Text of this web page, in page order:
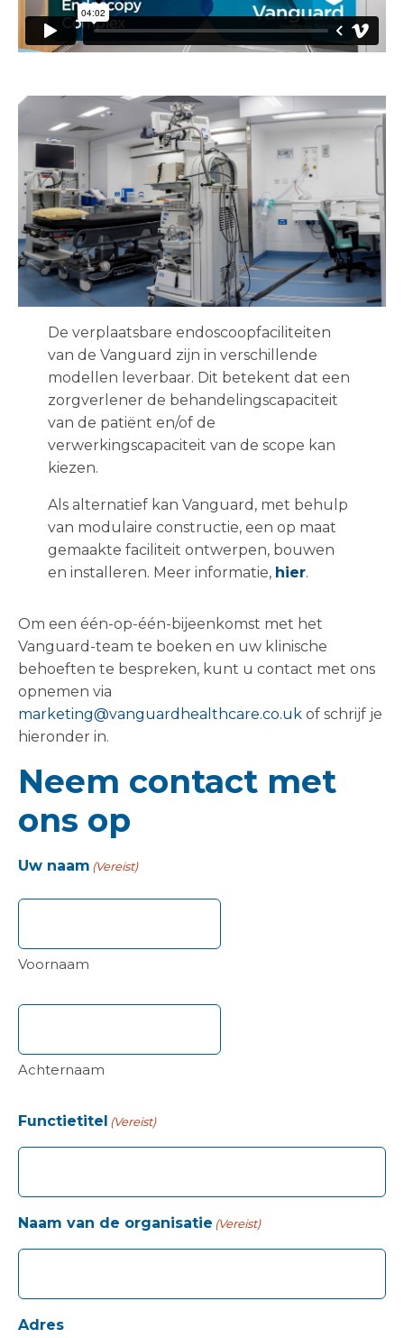
De verplaatsbare endoscoopfaciliteiten
van de Vanguard zijn in verschillende
modellen leverbaar. Dit betekent dat een
zorgverlener de behandelingscapaciteit
van de patiënt en/of de
verwerkingscapaciteit van de scope kan
kiezen.
Als alternatief kan Vanguard, met behulp
van modulaire constructie, een op maat
gemaakte faciliteit ontwerpen, bouwen
en installeren. Meer informatie, hier.
Om een één-op-één-bijeenkomst met het
Vanguard-team te boeken en uw klinische
behoeften te bespreken, kunt u contact met ons
opnemen via
marketing@vanguardhealthcare.co.uk of schrijf je
hieronder in.
Neem contact met
ons op
Uw naam (Vereist)
Voornaam
Achternaam
Functietitel (Vereist)
Naam van de organisatie (Vereist)
Adres